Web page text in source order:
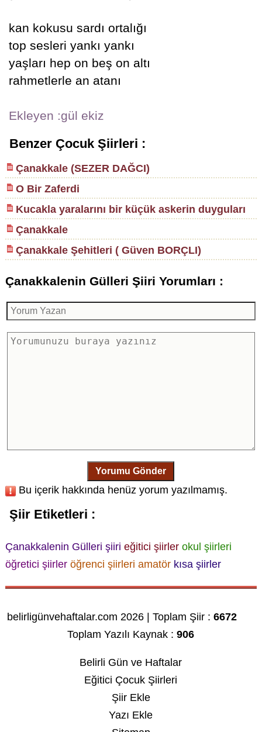
kan kokusu sardı ortalığı
top sesleri yankı yankı
yaşları hep on beş on altı
rahmetlerle an atanı
Ekleyen :gül ekiz
Benzer Çocuk Şiirleri :
Çanakkale (SEZER DAĞCI)
O Bir Zaferdi
Kucakla yaralarını bir küçük askerin duyguları
Çanakkale
Çanakkale Şehitleri ( Güven BORÇLI)
Çanakkalenin Gülleri Şiiri Yorumları :
Yorumu Gönder
Bu içerik hakkında henüz yorum yazılmamış.
Şiir Etiketleri :
Çanakkalenin Gülleri şiiri eğitici şiirler okul şiirleri
öğretici şiirler öğrenci şiirleri amatör kısa şiirler
belirligünvehaftalar.com 2026 | Toplam Şiir :6672
Toplam Yazılı Kaynak :906
Belirli Gün ve Haftalar
Eğitici Çocuk Şiirleri
Şiir Ekle
Yazı Ekle